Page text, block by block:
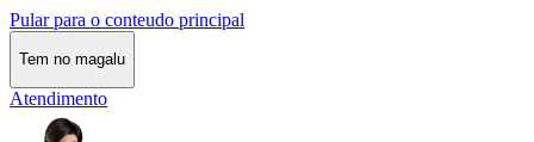
Pular para o conteudo principal
Tem no magalu
Atendimento